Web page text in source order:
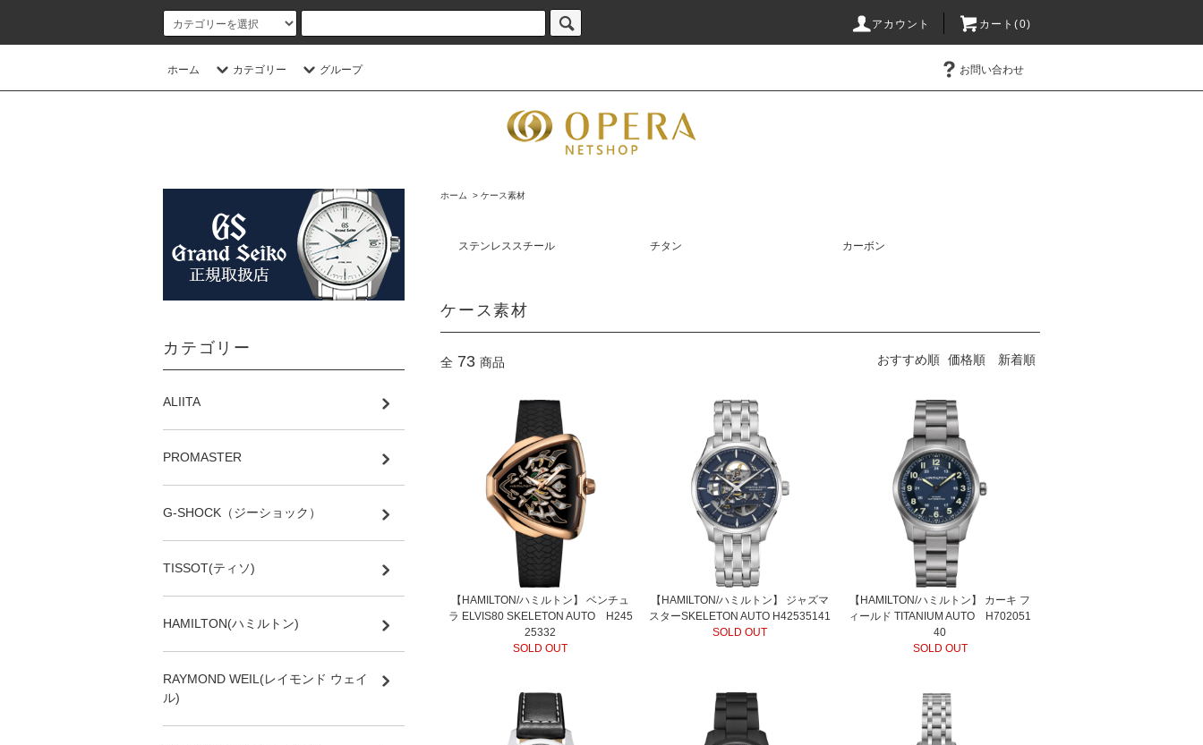
アカウント カート(0)
ホーム カテゴリー グループ お問い合わせ
ホーム > ケース素材
ステンレススチール チタン カーボン
ケース素材
全 73 商品 おすすめ順 価格順 新着順
【HAMILTON/ハミルトン】 ベンチュ
ラ ELVIS80 SKELETON AUTO H245
25332
SOLD OUT
【HAMILTON/ハミルトン】 ジャズマ
スターSKELETON AUTO H42535141
SOLD OUT
【HAMILTON/ハミルトン】 カーキ フ
ィールド TITANIUM AUTO H702051
40
SOLD OUT
カテゴリー
ALIITA
PROMASTER
G-SHOCK（ジーショック）
TISSOT(ティソ)
HAMILTON(ハミルトン)
RAYMOND WEIL(レイモンド ウェイ
ル)